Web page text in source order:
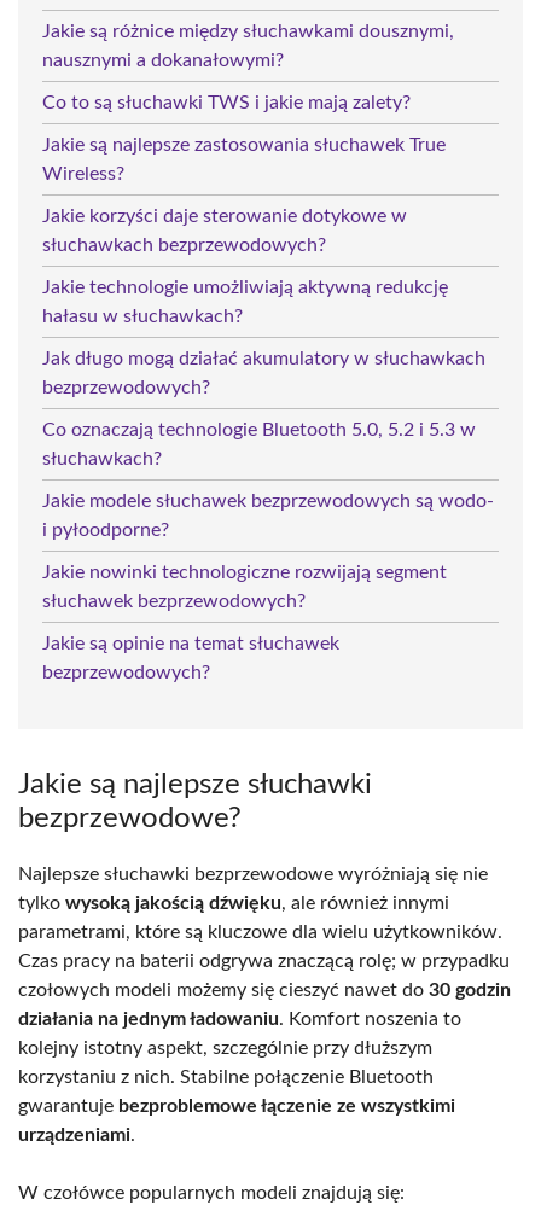
Jakie są różnice między słuchawkami dousznymi,
nausznymi a dokanałowymi?
Co to są słuchawki TWS i jakie mają zalety?
Jakie są najlepsze zastosowania słuchawek True
Wireless?
Jakie korzyści daje sterowanie dotykowe w
słuchawkach bezprzewodowych?
Jakie technologie umożliwiają aktywną redukcję
hałasu w słuchawkach?
Jak długo mogą działać akumulatory w słuchawkach
bezprzewodowych?
Co oznaczają technologie Bluetooth 5.0, 5.2 i 5.3 w
słuchawkach?
Jakie modele słuchawek bezprzewodowych są wodo-
i pyłoodporne?
Jakie nowinki technologiczne rozwijają segment
słuchawek bezprzewodowych?
Jakie są opinie na temat słuchawek
bezprzewodowych?
Jakie są najlepsze słuchawki
bezprzewodowe?
Najlepsze słuchawki bezprzewodowe wyróżniają się nie
tylko wysoką jakością dźwięku, ale również innymi
parametrami, które są kluczowe dla wielu użytkowników.
Czas pracy na baterii odgrywa znaczącą rolę; w przypadku
czołowych modeli możemy się cieszyć nawet do 30 godzin
działania na jednym ładowaniu. Komfort noszenia to
kolejny istotny aspekt, szczególnie przy dłuższym
korzystaniu z nich. Stabilne połączenie Bluetooth
gwarantuje bezproblemowe łączenie ze wszystkimi
urządzeniami.
W czołówce popularnych modeli znajdują się: